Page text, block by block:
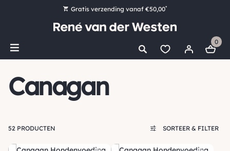
Gratis verzending vanaf €50,00*
Bestel nu, betaal later met Klarna
Ruim 16.000 artikelen op voorraad
Ruim 44 jaar kennis en ervaring
0
Canagan
52 PRODUCTEN SORTEER & FILTER